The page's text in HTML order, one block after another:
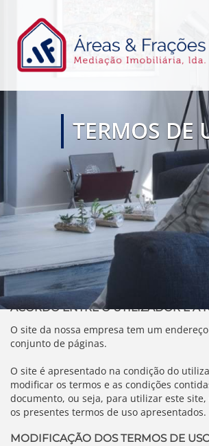
TERMOS DE
ACORDO ENTRE O UTILIZADOR E A
O site da nossa empresa tem um
conjunto de páginas.
O site é apresentado na condição do
modificar os termos e as condições
documento, ou seja, para utilizar este
os presentes termos de uso apresentados.
MODIFICAÇÃO DOS TERMOS DE